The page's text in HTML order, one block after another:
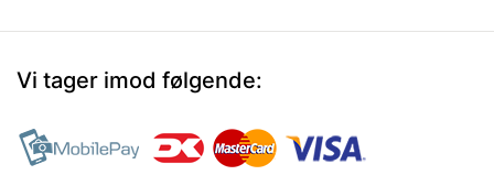
Vi tager imod følgende: